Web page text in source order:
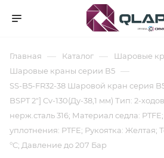
Главная — Каталог — Шаровые
Шаровые краны серии В5 —
SS-B5-FR32-38 Шаровой кран серия
BSPT 2"] Cv-130(Ду-38,1 мм) Тип: 2-
нерж.сталь 316; Материал седла:
уплотнения: PTFE; Рукоятка: Желтая;
°C; Давление до 207 Бар